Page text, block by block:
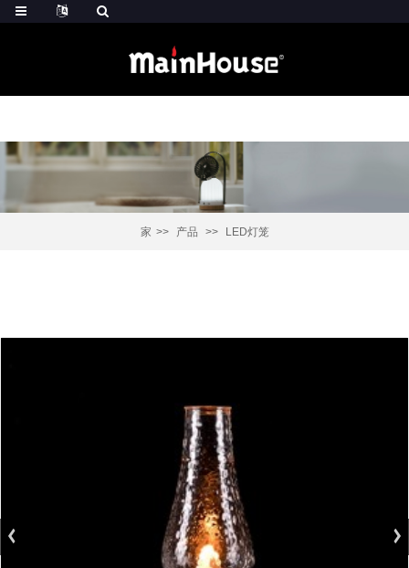
家 产品 LED灯笼